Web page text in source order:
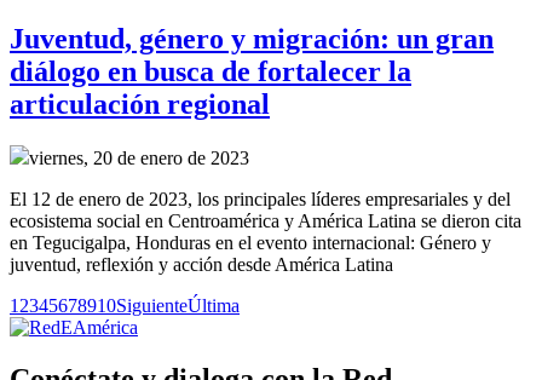
Juventud, género y migración: un gran
diálogo en busca de fortalecer la
articulación regional
viernes, 20 de enero de 2023
El 12 de enero de 2023, los principales líderes empresariales y del
ecosistema social en Centroamérica y América Latina se dieron cita
en Tegucigalpa, Honduras en el evento internacional: Género y
juventud, reflexión y acción desde América Latina
1 2345678910SiguienteÚltima